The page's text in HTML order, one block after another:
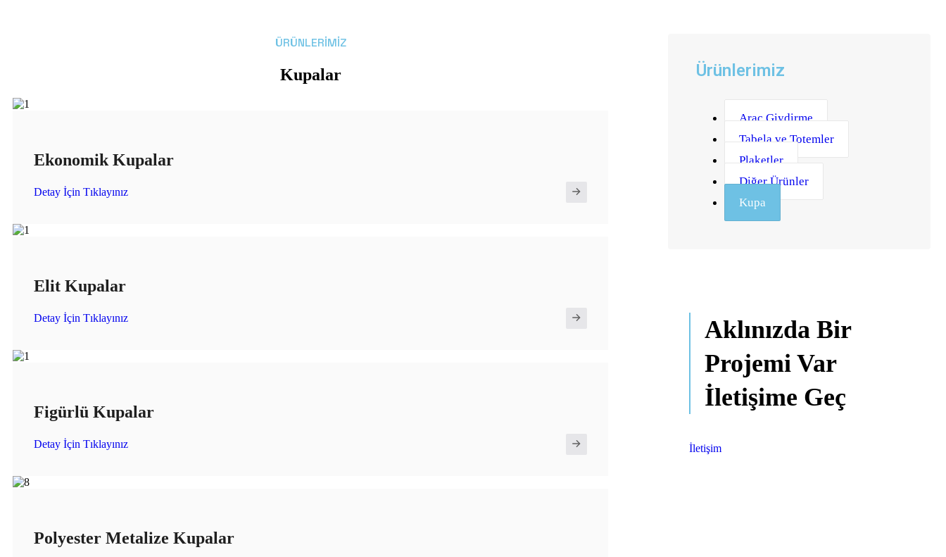
ÜRÜNLERIMIZ
Kupalar
Ekonomik Kupalar
Detay İçin Tıklayınız
Elit Kupalar
Detay İçin Tıklayınız
Figürlü Kupalar
Detay İçin Tıklayınız
Polyester Metalize Kupalar
Ürünlerimiz
Araç Giydirme
Tabela ve Totemler
Plaketler
Diğer Ürünler
Kupa
Aklınızda Bir
Projemi Var
İletişime Geç
İletişim